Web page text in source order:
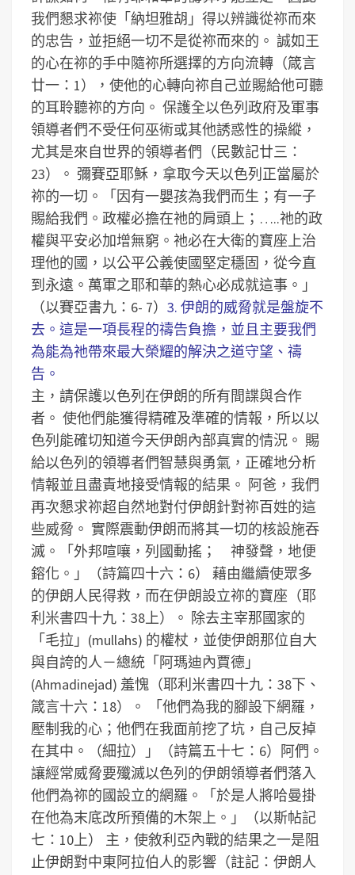
我們懇求祢使「納坦雅胡」得以辨識從祢而來
的忠告，並拒絕一切不是從祢而來的。 誠如王
的心在祢的手中隨祢所選擇的方向流轉（箴言
廿一：1），使他的心轉向祢自己並賜給他可聽
的耳聆聽祢的方向。 保護全以色列政府及軍事
領導者們不受任何巫術或其他誘惑性的操縱，
尤其是來自世界的領導者們（民數記廿三：
23）。 彌賽亞耶穌，拿取今天以色列正當屬於
祢的一切。「因有一嬰孩為我們而生；有一子
賜給我們。政權必擔在祂的肩頭上；…..祂的政
權與平安必加增無窮。祂必在大衛的寶座上治
理他的國，以公平公義使國堅定穩固，從今直
到永遠。萬軍之耶和華的熱心必成就這事。」
（以賽亞書九：6- 7） 3. 伊朗的威脅就是盤旋不
去。這是一項長程的禱告負擔，並且主要我們
為能為祂帶來最大榮耀的解決之道守望、禱
告。
主，請保護以色列在伊朗的所有間諜與合作
者。 使他們能獲得精確及準確的情報，所以以
色列能確切知道今天伊朗內部真實的情況。 賜
給以色列的領導者們智慧與勇氣，正確地分析
情報並且盡責地接受情報的結果。 阿爸，我們
再次懇求祢超自然地對付伊朗針對祢百姓的這
些威脅。 實際震動伊朗而將其一切的核設施吞
滅。「外邦喧嚷，列國動搖； 神發聲，地便
鎔化。」（詩篇四十六：6）
藉由繼續使眾多
的伊朗人民得救，而在伊朗設立祢的寶座（耶
利米書四十九：38上）。 除去主宰那國家的
「毛拉」(mullahs) 的權杖，並使伊朗那位自大
與自誇的人－總統「阿瑪迪內賈德」
(Ahmadinejad) 羞愧（耶利米書四十九：38下、
箴言十六：18）。
「他們為我的腳設下網羅，
壓制我的心；他們在我面前挖了坑，自己反掉
在其中。（細拉）」（詩篇五十七：6）阿們。
讓經常威脅要殲滅以色列的伊朗領導者們落入
他們為祢的國設立的網羅。「於是人將哈曼掛
在他為末底改所預備的木架上。」（以斯帖記
七：10上）
主，使敘利亞內戰的結果之一是阻
止伊朗對中東阿拉伯人的影響（註記：伊朗人